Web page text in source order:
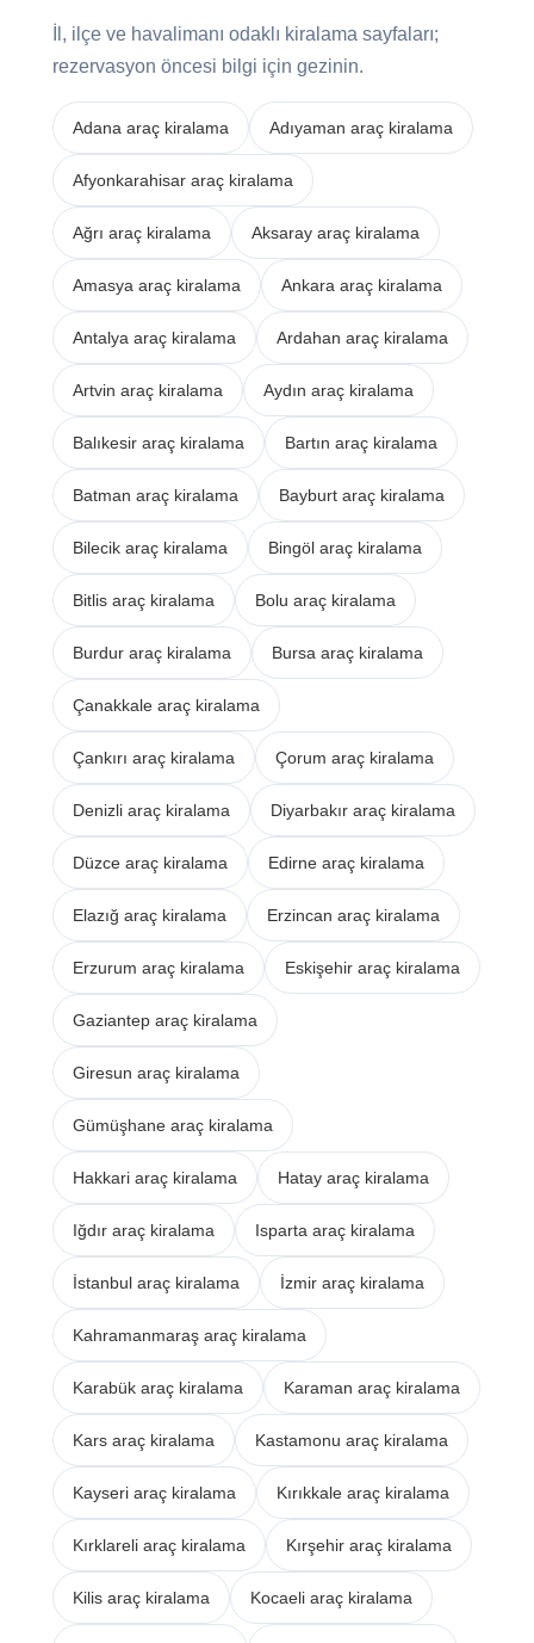
İl, ilçe ve havalimanı odaklı kiralama sayfaları;
rezervasyon öncesi bilgi için gezinin.
Adana araç kiralama Adıyaman araç kiralama
Afyonkarahisar araç kiralama
Ağrı araç kiralama Aksaray araç kiralama
Amasya araç kiralama Ankara araç kiralama
Antalya araç kiralama Ardahan araç kiralama
Artvin araç kiralama Aydın araç kiralama
Balıkesir araç kiralama Bartın araç kiralama
Batman araç kiralama Bayburt araç kiralama
Bilecik araç kiralama Bingöl araç kiralama
Bitlis araç kiralama Bolu araç kiralama
Burdur araç kiralama Bursa araç kiralama
Çanakkale araç kiralama
Çankırı araç kiralama Çorum araç kiralama
Denizli araç kiralama Diyarbakır araç kiralama
Düzce araç kiralama Edirne araç kiralama
Elazığ araç kiralama Erzincan araç kiralama
Erzurum araç kiralama Eskişehir araç kiralama
Gaziantep araç kiralama
Giresun araç kiralama
Gümüşhane araç kiralama
Hakkari araç kiralama Hatay araç kiralama
Iğdır araç kiralama Isparta araç kiralama
İstanbul araç kiralama İzmir araç kiralama
Kahramanmaraş araç kiralama
Karabük araç kiralama Karaman araç kiralama
Kars araç kiralama Kastamonu araç kiralama
Kayseri araç kiralama Kırıkkale araç kiralama
Kırklareli araç kiralama Kırşehir araç kiralama
Kilis araç kiralama Kocaeli araç kiralama